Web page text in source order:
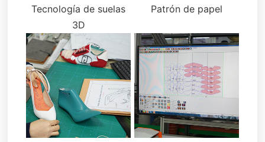
Tecnología de suelas
3D
Patrón de papel